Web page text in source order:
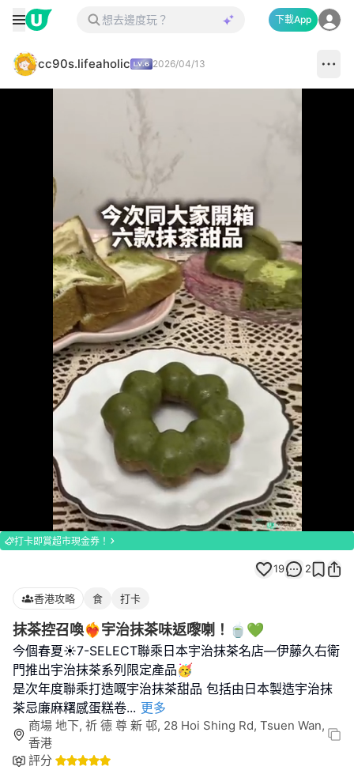
下載App
cc90s.lifeaholic 2026/04/13
100.00%
打卡即賞超市現金券！
19 2
香港攻略 食 打卡
抹茶控召喚❤️‍🔥宇治抹茶味返嚟喇！🍵💚
今個春夏☀️7-SELECT聯乘日本宇治抹茶名店—伊藤久右衛
門推出宇治抹茶系列限定產品🥳
是次年度聯乘打造嘅宇治抹茶甜品 包括由日本製造宇治抹
茶忌廉麻糬感蛋糕卷... 更多
商場 地下, 祈 德 尊 新 邨, 28 Hoi Shing Rd, Tsuen Wan,
香港
評分